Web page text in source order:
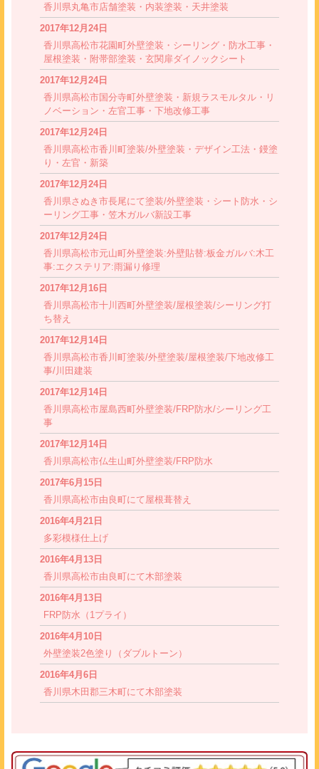
香川県丸亀市店舗塗装・内装塗装・天井塗装
2017年12月24日
香川県高松市花園町外壁塗装・シーリング・防水工事・
屋根塗装・附帯部塗装・玄関扉ダイノックシート
2017年12月24日
香川県高松市国分寺町外壁塗装・新規ラスモルタル・リ
ノベーション・左官工事・下地改修工事
2017年12月24日
香川県高松市香川町塗装/外壁塗装・デザイン工法・鏝塗
り・左官・新築
2017年12月24日
香川県さぬき市長尾にて塗装/外壁塗装・シート防水・シ
ーリング工事・笠木ガルバ新設工事
2017年12月24日
香川県高松市元山町外壁塗装:外壁貼替:板金ガルバ:木工
事:エクステリア:雨漏り修理
2017年12月16日
香川県高松市十川西町外壁塗装/屋根塗装/シーリング打
ち替え
2017年12月14日
香川県高松市香川町塗装/外壁塗装/屋根塗装/下地改修工
事/川田建装
2017年12月14日
香川県高松市屋島西町外壁塗装/FRP防水/シーリング工
事
2017年12月14日
香川県高松市仏生山町外壁塗装/FRP防水
2017年6月15日
香川県高松市由良町にて屋根葺替え
2016年4月21日
多彩模様仕上げ
2016年4月13日
香川県高松市由良町にて木部塗装
2016年4月13日
FRP防水（1プライ）
2016年4月10日
外壁塗装2色塗り（ダブルトーン）
2016年4月6日
香川県木田郡三木町にて木部塗装